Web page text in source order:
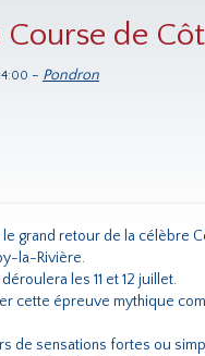
Course de
- Pondron
grand retour de la célèbre
la-Rivière.
les 11 et 12 juillet.
cette épreuve mythique
de sensations fortes ou